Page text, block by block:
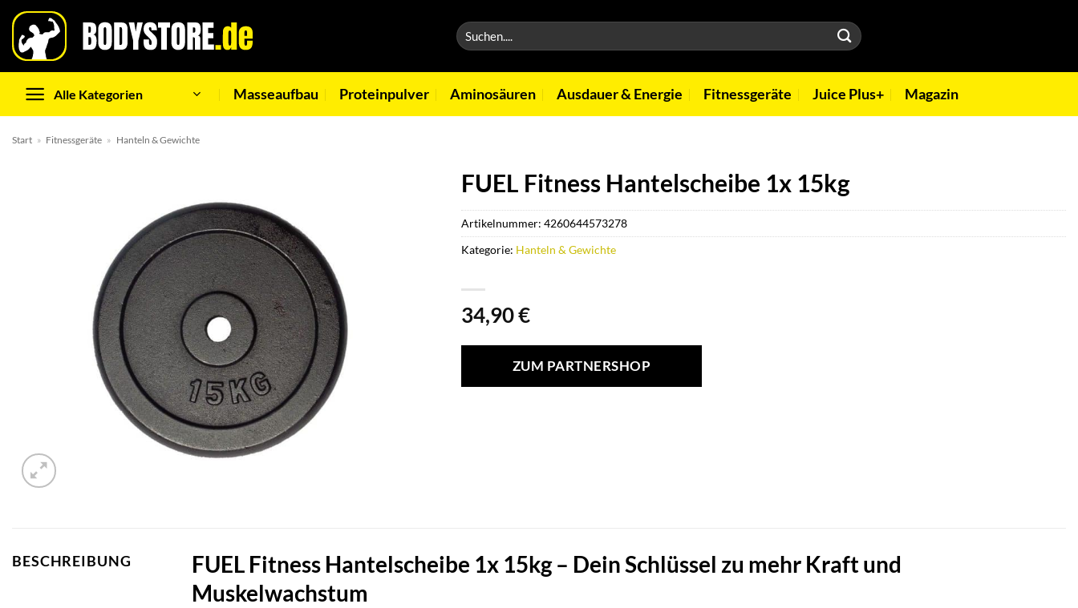
Zum
Inhalt
springen
Suchen
nach:
Alle Kategorien Masseaufbau Proteinpulver Aminosäuren Ausdauer & Energie Fitnessgeräte Juice Plus+ Magazin
Start » Fitnessgeräte » Hanteln & Gewichte
FUEL Fitness Hantelscheibe 1x 15kg
34,90€
ZUM PARTNERSHOP
Artikelnummer: 4260644573278
Kategorie: Hanteln & Gewichte
BESCHREIBUNG
FUEL Fitness Hantelscheibe 1x 15kg – Dein Schlüssel zu mehr Kraft und
Muskelwachstum